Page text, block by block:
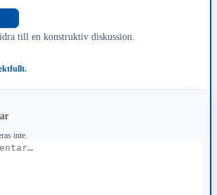
till en konstruktiv diskussion.
inte.